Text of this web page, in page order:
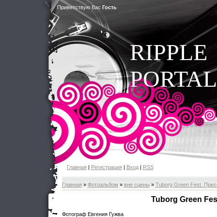
Приветствую Вас Гость
RIPPLE
PORTAL
Главная| Регистрация| Вход| RSS
Главная » Фотоальбом » вне сцены » Tuborg Green Fest.
Tuborg Green
Фотограф Евгения Гужва